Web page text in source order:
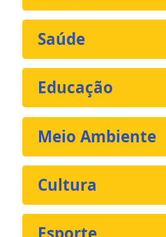
Saúde
Educação
Meio Ambiente
Cultura